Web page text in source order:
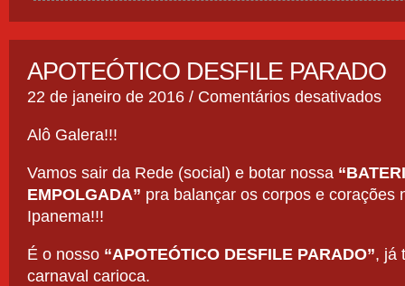
APOTEÓTICO DESFILE PARADO
22 de janeiro de 2016 / Comentários desativados
Alô Galera!!!
Vamos sair da Rede (social) e botar nossa
EMPOLGADA” pra balançar os corpos e corações
Ipanema!!!
É o nosso “APOTEÓTICO DESFILE PARADO”, já
carnaval carioca.